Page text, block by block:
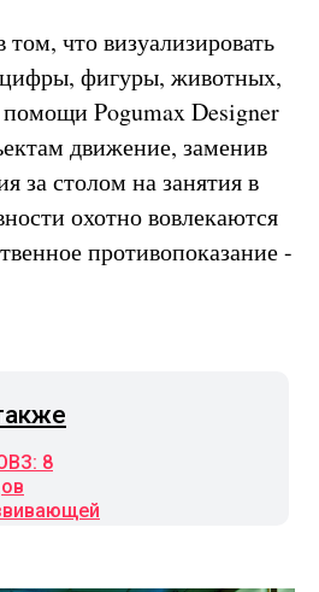
что визуализировать
фигуры, животных,
помощи Pogumax Designer
движение, заменив
за столом на занятия в
охотно вовлекаются
противопоказание -
8